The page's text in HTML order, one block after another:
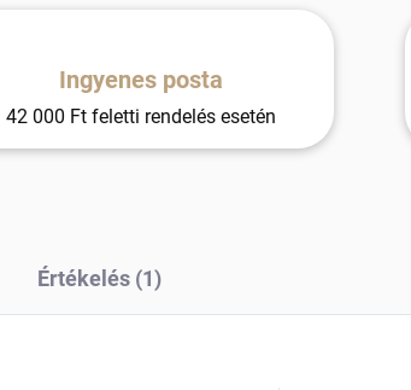
Ingyenes posta
42 000 Ft feletti rendelés esetén
Értékelés (1)